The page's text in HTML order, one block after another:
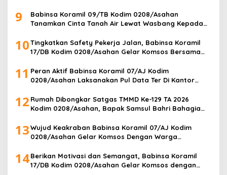
9
Babinsa Koramil 09/TB Kodim 0208/Asahan
Tanamkan Cinta Tanah Air Lewat Wasbang Kepada
10Tingkatkan Safety Pekerja Jalan, Babinsa Koramil
17/DB Kodim 0208/Asahan Gelar Komsos Bersama
11 Peran Aktif Babinsa Koramil 07/AJ Kodim
0208/Asahan Laksanakan Pul Data Ter Di Kantor
12 Rumah Dibongkar Satgas TMMD Ke-129 TA 2026
Kodim 0208/Asahan, Bapak Samsul Bahri Bahagia
13Wujud Keakraban Babinsa Koramil 07/AJ Kodim
0208/Asahan Gelar Komsos Dengan Warga
14Berikan Motivasi dan Semangat, Babinsa Koramil
17/DB Kodim 0208/Asahan Gelar Komsos dengan